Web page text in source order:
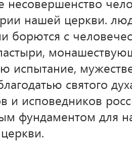
нашей церкви.
борются с
испытание,
святого
и исповедников
фундаментом для